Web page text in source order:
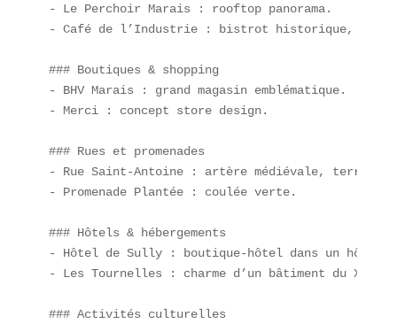
- Le Perchoir Marais : rooftop panorama.
- Café de l’Industrie : bistrot historique,
### Boutiques & shopping
- BHV Marais : grand magasin emblématique.
- Merci : concept store design.
### Rues et promenades
- Rue Saint-Antoine : artère médiévale,
- Promenade Plantée : coulée verte.
### Hôtels & hébergements
- Hôtel de Sully : boutique-hôtel dans un
- Les Tournelles : charme d’un bâtiment du
### Activités culturelles